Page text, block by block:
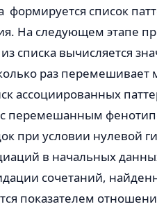
формируется список
На следующем этапе
списка вычисляется
раз перемешивает
ассоциированных
с перемешанным
при условии нулевой
в начальных
сочетаний,
показателем